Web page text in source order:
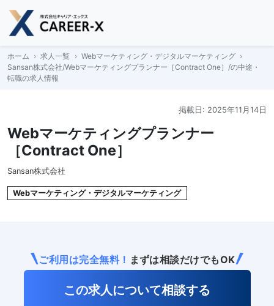
Skip
content
ホーム 求人一覧
Webマーケティング・デジタルマーケティング
Sansan株式会社/Webマーケティングプランナー［Contract One］/の中途・
転職の求人情報
掲載日: 2025年11月14日
Webマーケティングプランナー
［Contract One］
Sansan株式会社
Webマーケティング・デジタルマーケティング
ご利用は完全無料！ まずは相談だけでもOK
この求人について相談する